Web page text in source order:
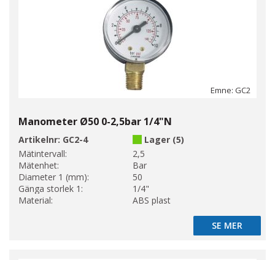
Emne: GC2
Manometer Ø50 0-2,5bar 1/4"N
Artikelnr: GC2-4
Lager (5)
Mätintervall:
2,5
Mätenhet:
Bar
Diameter 1 (mm):
50
Gänga storlek 1:
1/4"
Material:
ABS plast
SE MER
SE MER